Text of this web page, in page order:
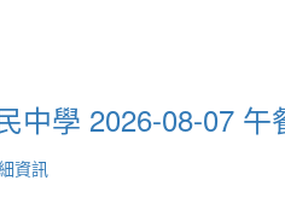
中學 2026-08-07 午
資訊